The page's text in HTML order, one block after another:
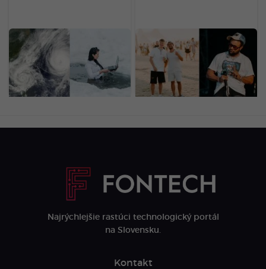
Super El Niño a vzácna
anomália spojili sily.
Raritná kombinácia
radikálne zmení zimu
2026/2027
LOVESTREAM deň tretí:
Zachytil ťa náš objektív?
Tím Startitup odfotil tie
najlepšie momenty
(FOTOGALÉRIA)
Najrýchlejšie rastúci technologický portál
na Slovensku.
Kontakt